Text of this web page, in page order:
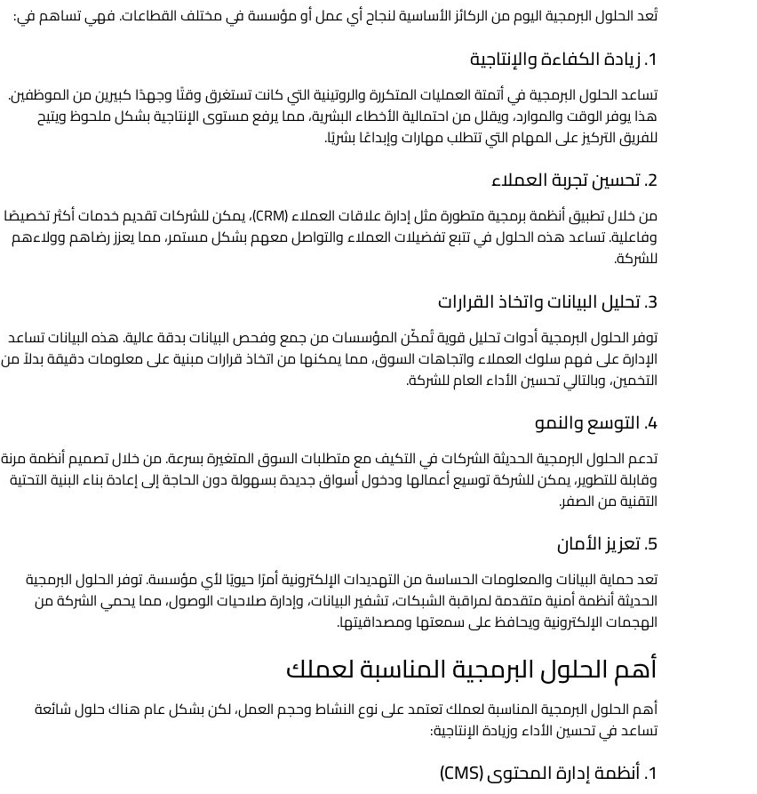
تُعد الحلول البرمجية اليوم من الركائز الأساسية لنجاح أي عمل أو مؤسسة في مختلف القطاعات. فهي تساهم في:
1. زيادة الكفاءة والإنتاجية
تساعد الحلول البرمجية في أتمتة العمليات المتكررة والروتينية التي كانت تستغرق وقتًا وجهدًا كبيرين من الموظفين.
هذا يوفر الوقت والموارد، ويقلل من احتمالية الأخطاء البشرية، مما يرفع مستوى الإنتاجية بشكل ملحوظ ويتيح
للفريق التركيز على المهام التي تتطلب مهارات وإبداعًا بشريًا.
2. تحسين تجربة العملاء
من خلال تطبيق أنظمة برمجية متطورة مثل إدارة علاقات العملاء (CRM)، يمكن للشركات تقديم خدمات أكثر تخصيصًا
وفاعلية. تساعد هذه الحلول في تتبع تفضيلات العملاء والتواصل معهم بشكل مستمر، مما يعزز رضاهم وولاءهم
للشركة.
3. تحليل البيانات واتخاذ القرارات
توفر الحلول البرمجية أدوات تحليل قوية تُمكّن المؤسسات من جمع وفحص البيانات بدقة عالية. هذه البيانات تساعد
الإدارة على فهم سلوك العملاء واتجاهات السوق، مما يمكنها من اتخاذ قرارات مبنية على معلومات دقيقة بدلاً من
التخمين، وبالتالي تحسين الأداء العام للشركة.
4. التوسع والنمو
تدعم الحلول البرمجية الحديثة الشركات في التكيف مع متطلبات السوق المتغيرة بسرعة. من خلال تصميم أنظمة مرنة
وقابلة للتطوير، يمكن للشركة توسيع أعمالها ودخول أسواق جديدة بسهولة دون الحاجة إلى إعادة بناء البنية التحتية
التقنية من الصفر.
5. تعزيز الأمان
تعد حماية البيانات والمعلومات الحساسة من التهديدات الإلكترونية أمرًا حيويًا لأي مؤسسة. توفر الحلول البرمجية
الحديثة أنظمة أمنية متقدمة لمراقبة الشبكات، تشفير البيانات، وإدارة صلاحيات الوصول، مما يحمي الشركة من
الهجمات الإلكترونية ويحافظ على سمعتها ومصداقيتها.
أهم الحلول البرمجية المناسبة لعملك
أهم الحلول البرمجية المناسبة لعملك تعتمد على نوع النشاط وحجم العمل، لكن بشكل عام هناك حلول شائعة
تساعد في تحسين الأداء وزيادة الإنتاجية:
1. أنظمة إدارة المحتوى (CMS)